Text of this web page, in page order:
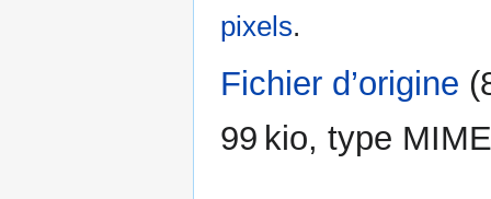
pixels.
Fichier d’origine
99 kio, type